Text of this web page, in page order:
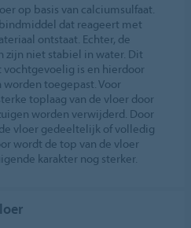
op basis van calciumsulfaat.
dat reageert met
ontstaat. Echter, de
niet stabiel in water. Dit
is en hierdoor
toegepast. Voor
toplaag van de vloer door
worden verwijderd. Door
vloer gedeeltelijk of volledig
wordt de top van de vloer
karakter nog sterker.